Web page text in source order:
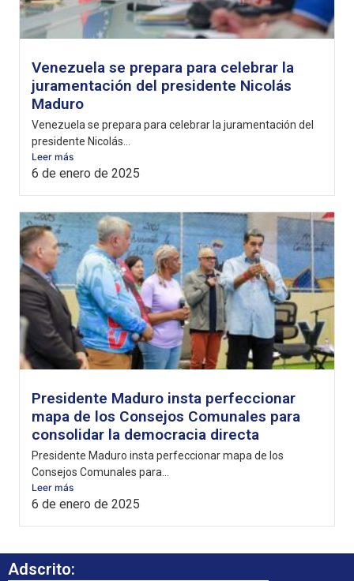
Venezuela se prepara para celebrar la
juramentación del presidente Nicolás
Maduro
Venezuela se prepara para celebrar la juramentación del
presidente Nicolás...
Leer más
6 de enero de 2025
Presidente Maduro insta perfeccionar
mapa de los Consejos Comunales para
consolidar la democracia directa
Presidente Maduro insta perfeccionar mapa de los
Consejos Comunales para...
Leer más
6 de enero de 2025
Adscrito: